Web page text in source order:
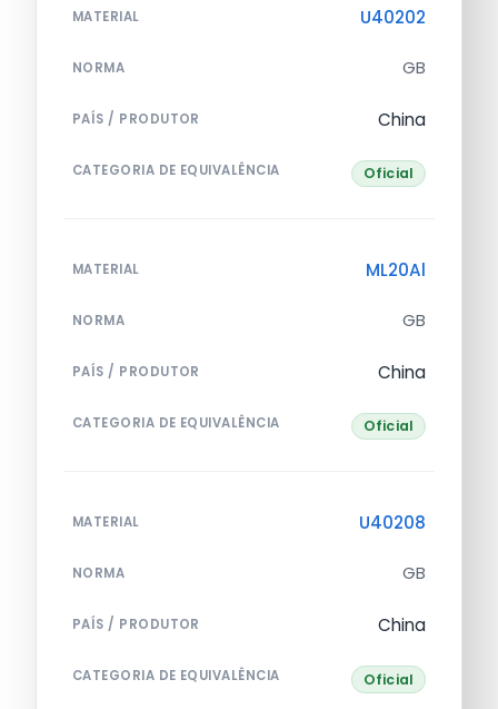
MATERIAL U40202
NORMA GB
PAÍS / PRODUTOR China
CATEGORIA DE EQUIVALÊNCIA Oficial
MATERIAL ML20Al
NORMA GB
PAÍS / PRODUTOR China
CATEGORIA DE EQUIVALÊNCIA Oficial
MATERIAL U40208
NORMA GB
PAÍS / PRODUTOR China
CATEGORIA DE EQUIVALÊNCIA Oficial